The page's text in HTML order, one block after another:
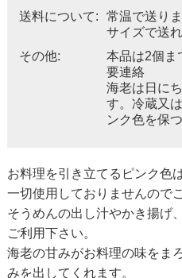
送料について:
常温で送り
サイズで送れ
その他:
本品は2個ま
要連絡
海老は日に
す。冷蔵又
ンク色を保
お料理を引き立てるピンク色
一切使用しておりませんので
そうめんの出し汁やかき揚げ
ご利用下さい。
海老の甘みがお料理の味をま
みを出してくれます。